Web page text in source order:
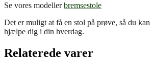
Se vores modellerbremsestole
Det er muligt at få en stol på prøve, så du
hjælpe dig i din hverdag.
Relaterede varer